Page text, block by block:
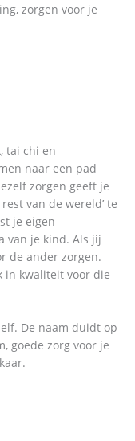
zorgen voor je
tai chi en
naar een pad
zorgen geeft je
van de wereld’ te
je eigen
van je kind. Als jij
de ander zorgen.
in kwaliteit voor die
De naam duidt op
goede zorg voor je